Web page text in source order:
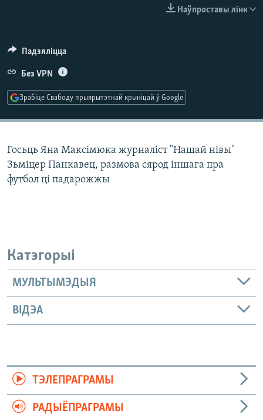
Наўпроставы лінк
Падзяліцца
Без VPN
Зрабіце Свабоду прыярытэтнай крыніцай ў Google
Госьць Яна Максімюка журналіст "Нашай нівы"
Зьміцер Панкавец, размова сярод іншага пра
футбол ці падарожжы
Катэгорыі
МУЛЬТЫМЭДЫЯ
ВІДЭА
ТЭЛЕПРАГРАМЫ
РАДЫЁПРАГРАМЫ